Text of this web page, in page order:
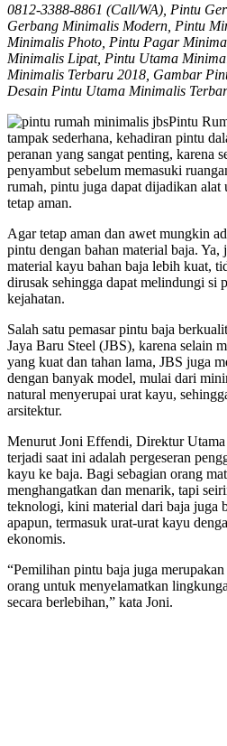
0812-3388-8861 (Call/WA), Pintu
Gerbang Minimalis Modern, Pintu
Minimalis Photo, Pintu Pagar
Minimalis Lipat, Pintu Utama
Minimalis Terbaru 2018, Gambar
Desain Pintu Utama Minimalis
Pintu
tampak sederhana, kehadiran pintu
peranan yang sangat penting, karena
penyambut sebelum memasuki
rumah, pintu juga dapat dijadikan alat
tetap aman.
Agar tetap aman dan awet mungkin
pintu dengan bahan material baja.
material kayu bahan baja lebih kuat,
dirusak sehingga dapat melindungi si
kejahatan.
Salah satu pemasar pintu baja
Jaya Baru Steel (JBS), karena selain
yang kuat dan tahan lama, JBS juga
dengan banyak model, mulai dari
natural menyerupai urat kayu,
arsitektur.
Menurut Joni Effendi, Direktur Utama
terjadi saat ini adalah pergeseran
kayu ke baja. Bagi sebagian orang
menghangatkan dan menarik, tapi
teknologi, kini material dari baja juga
apapun, termasuk urat-urat kayu
ekonomis.
“Pemilihan pintu baja juga
orang untuk menyelamatkan
secara berlebihan,” kata Joni.